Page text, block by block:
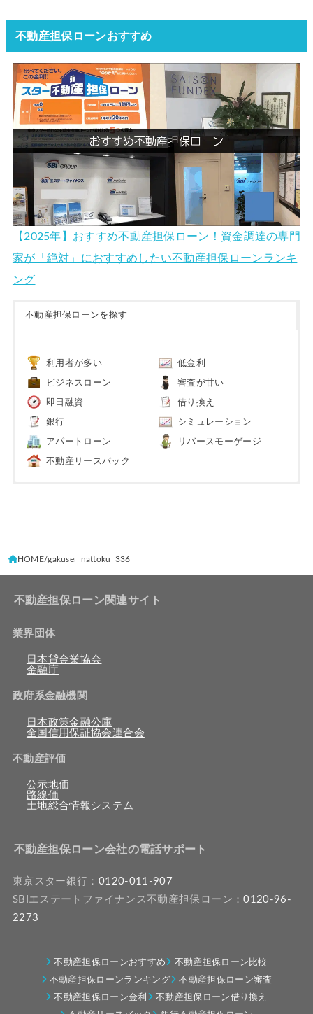
不動産担保ローンおすすめ
【2025年】おすすめ不動産担保ローン！資金調達の専門
家が「絶対」におすすめしたい不動産担保ローンランキ
ング
不動産担保ローンを探す
利用者が多い 低金利
ビジネスローン 審査が甘い
即日融資 借り換え
銀行 シミュレーション
アパートローン リバースモーゲージ
不動産リースバック
HOME gakusei_nattoku_336
不動産担保ローン関連サイト
業界団体
日本貸金業協会
金融庁
政府系金融機関
日本政策金融公庫
全国信用保証協会連合会
不動産評価
公示地価
路線価
土地総合情報システム
不動産担保ローン会社の電話サポート
東京スター銀行： 0120-011-907
SBIエステートファイナンス不動産担保ローン：0120-96-
2273
不動産担保ローンおすすめ
不動産担保ローン比較
不動産担保ローンランキング
不動産担保ローン審査
不動産担保ローン金利
不動産担保ローン借り換え